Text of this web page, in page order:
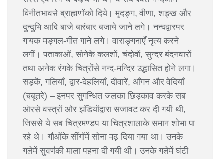
विनीतभावसे ब्राह्मणोंको दिये। मृदङ्ग, वीणा, शङ्ख और
दुन्दुभि आदि बाजे बारंबार बजाये जाने लगे। नन्दद्वारपर
गायक मङ्गल-गीत गाने लगे। वाराङ्गनाएँ नृत्य करने
लगीं। पताकाओं, सोनेके कलशों, चंदोवों, सुन्दर बंदनवारों
तथा अनेक रंगके चित्रोंसे नन्द-मन्दिर उद्भासित होने लगा।
सड़कें, गलियाँ, द्वार-देहलियाँ, दीवारें, आँगन और वेदियाँ
(चबूतरे) – इनपर सुगन्धित जलका छिड़काव करके सब
ओरसे वस्त्रों और झंडियोंद्वारा सजावट कर दी गयी थी,
जिससे ये सब चित्रमण्डप या चित्रशालाके समान शोभा पा
रहे थे। गौओंके सींगोंमें सोना मढ़ दिया गया था। उनके
गलेमें सुवर्णकी माला पहना दी गयी थी। उनके गलेमें घंटी